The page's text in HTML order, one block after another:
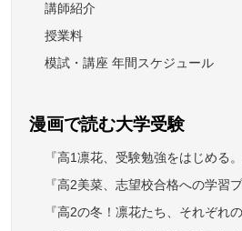
講師紹介
授業料
模試・講座 年間スケジュール
漫画で読む大学受験
『高1凛花、受験勉強をはじめる。
『高2美菜、志望校合格への学習
『高2の冬！凛花たち、それぞれ